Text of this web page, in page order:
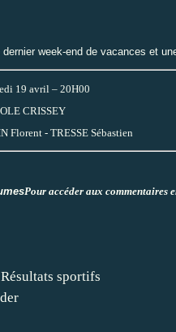
week-end de vacances et
19 avril – 20H00
CRISSEY
Florent - TRESSE Sébastien
Pour accéder aux commentaires
Résultats sportifs